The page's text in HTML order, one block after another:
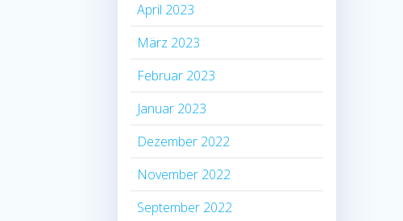
April 2023
März 2023
Februar 2023
Januar 2023
Dezember 2022
November 2022
September 2022